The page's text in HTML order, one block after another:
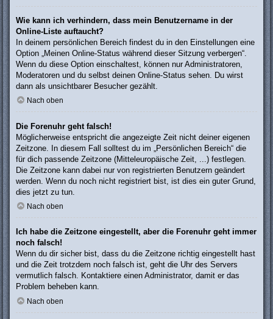
Wie kann ich verhindern, dass mein Benutzername in der
Online-Liste auftaucht?
In deinem persönlichen Bereich findest du in den Einstellungen eine
Option „Meinen Online-Status während dieser Sitzung verbergen“.
Wenn du diese Option einschaltest, können nur Administratoren,
Moderatoren und du selbst deinen Online-Status sehen. Du wirst
dann als unsichtbarer Besucher gezählt.
Nach oben
Die Forenuhr geht falsch!
Möglicherweise entspricht die angezeigte Zeit nicht deiner eigenen
Zeitzone. In diesem Fall solltest du im „Persönlichen Bereich“ die
für dich passende Zeitzone (Mitteleuropäische Zeit, ...) festlegen.
Die Zeitzone kann dabei nur von registrierten Benutzern geändert
werden. Wenn du noch nicht registriert bist, ist dies ein guter Grund,
dies jetzt zu tun.
Nach oben
Ich habe die Zeitzone eingestellt, aber die Forenuhr geht immer
noch falsch!
Wenn du dir sicher bist, dass du die Zeitzone richtig eingestellt hast
und die Zeit trotzdem noch falsch ist, geht die Uhr des Servers
vermutlich falsch. Kontaktiere einen Administrator, damit er das
Problem beheben kann.
Nach oben